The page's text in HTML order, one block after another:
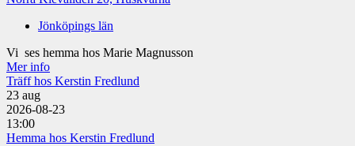
Jönköpings län
Vi ses hemma hos Marie Magnusson
Mer info
Träff hos Kerstin Fredlund
23 aug
2026-08-23
13:00
Hemma hos Kerstin Fredlund